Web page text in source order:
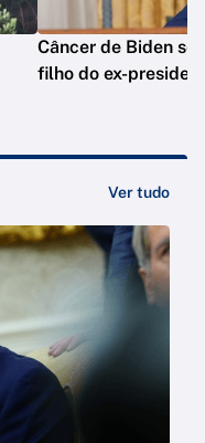
Câncer de Biden se
filho do ex-
Ver tudo